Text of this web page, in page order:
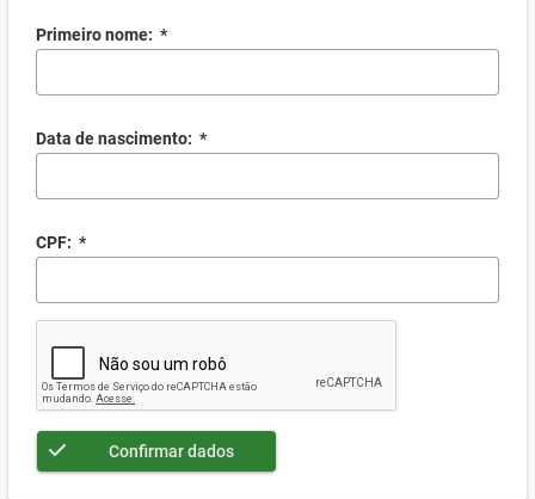
Primeiro nome: *
Data de nascimento: *
CPF: *
Confirmar dados